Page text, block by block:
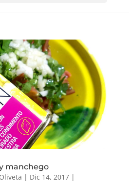
manchego
| Dic 14, 2017|